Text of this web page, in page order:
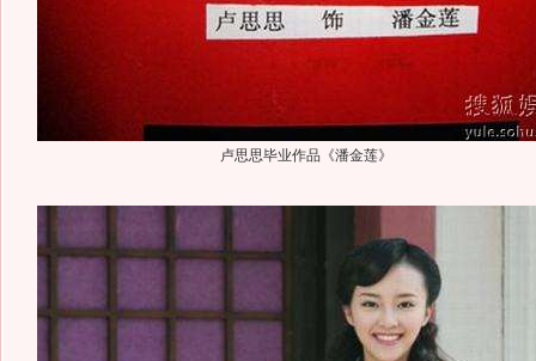
卢思思毕业作品《潘金莲》